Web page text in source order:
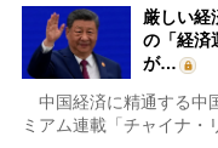
厳しい経
の「経済
が…
中国経済に精通する中
ミアム連載「チャイナ